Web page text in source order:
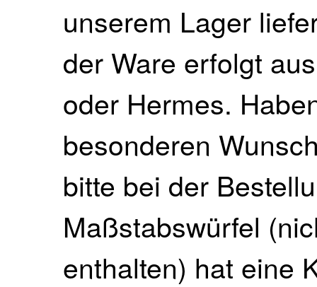
unserem Lager
der Ware erfolgt
oder Hermes.
besonderen
bitte bei der
Maßstabswürfel
enthalten) hat eine